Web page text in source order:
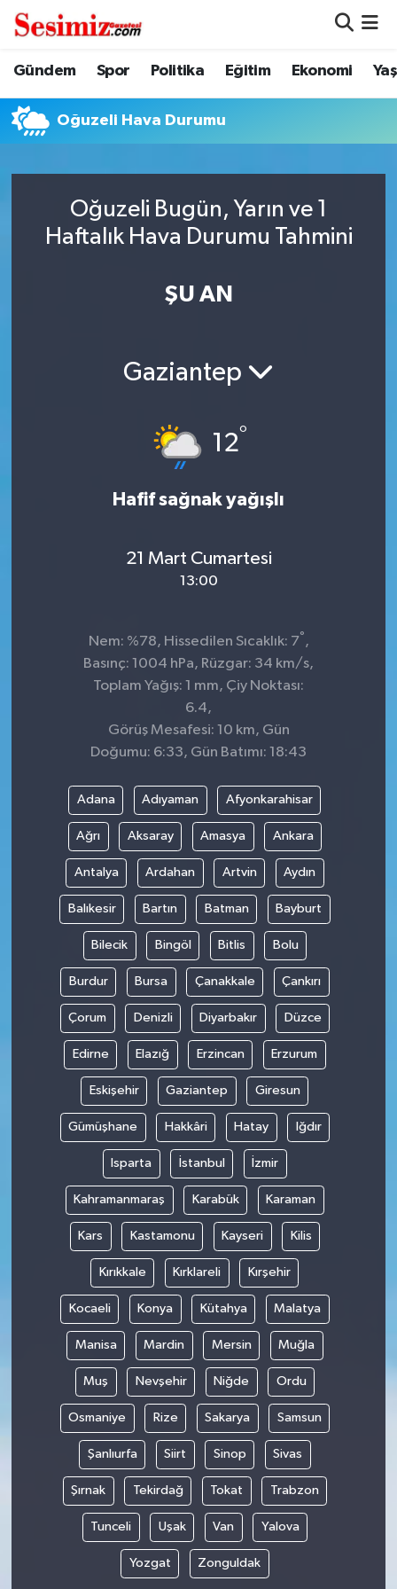
Gündem Spor Politika Eğitim Ekonomi
Oğuzeli Hava Durumu
Oğuzeli Bugün, Yarın ve 1
Haftalık Hava Durumu Tahmini
ŞU AN
Gaziantep
12°
Hafif sağnak yağışlı
21 Mart Cumartesi
13:00
Nem: %78, Hissedilen Sıcaklık: 7° ,
Basınç: 1004 hPa, Rüzgar: 34 km/s,
Toplam Yağış: 1 mm, Çiy Noktası:
6.4,
Görüş Mesafesi: 10 km, Gün
Doğumu: 6:33, Gün Batımı: 18:43
Adana Adıyaman Afyonkarahisar
Ağrı Aksaray Amasya Ankara
Antalya Ardahan Artvin Aydın
Balıkesir Bartın Batman Bayburt
Bilecik Bingöl Bitlis Bolu
Burdur Bursa Çanakkale Çankırı
Çorum Denizli Diyarbakır Düzce
Edirne Elazığ Erzincan Erzurum
Eskişehir Gaziantep Giresun
Gümüşhane Hakkâri Hatay Iğdır
Isparta İstanbul İzmir
Kahramanmaraş Karabük Karaman
Kars Kastamonu Kayseri Kilis
Kırıkkale Kırklareli Kırşehir
Kocaeli Konya Kütahya Malatya
Manisa Mardin Mersin Muğla
Muş Nevşehir Niğde Ordu
Osmaniye Rize Sakarya Samsun
Şanlıurfa Siirt Sinop Sivas
Şırnak Tekirdağ Tokat Trabzon
Tunceli Uşak Van Yalova
Yozgat Zonguldak
Dünya
Eğitim
Genel
Gündem
Nöbetçi Eczaneler
Hava Durumu
Trafik Durumu
Süper Lig Puan Durumu ve Fikstür
Haber Arşivi